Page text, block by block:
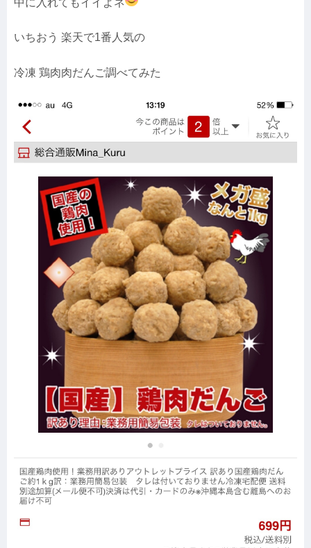
中に入れてもイイよネ
いちおう 楽天で1番人気の
冷凍 鶏肉肉だんご調べてみた